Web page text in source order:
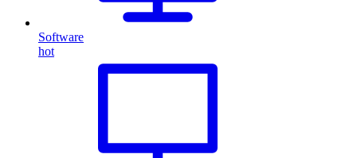
Software
hot